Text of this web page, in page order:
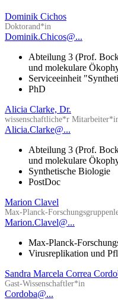
Dominik Cichos
Doktorand*in
Dominik.Chicos@...
Abteilung 3 (Prof.
und molekulare
Serviceeinheit
PhD
Alicia Clarke, Dr.
wissenschaftliche*r
Alicia.Clarke@...
Abteilung 3 (Prof.
und molekulare
Synthetische Biologie
PostDoc
Marion Clavel
Max-Planck-
Marion.Clavel@...
Max-Planck-
Virusreplikation und
Sandra Marcela Correa
Gast-Wissenschaftler*in
Cordoba@...